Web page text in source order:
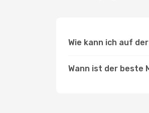
Wie kann ich auf
Wann ist der beste